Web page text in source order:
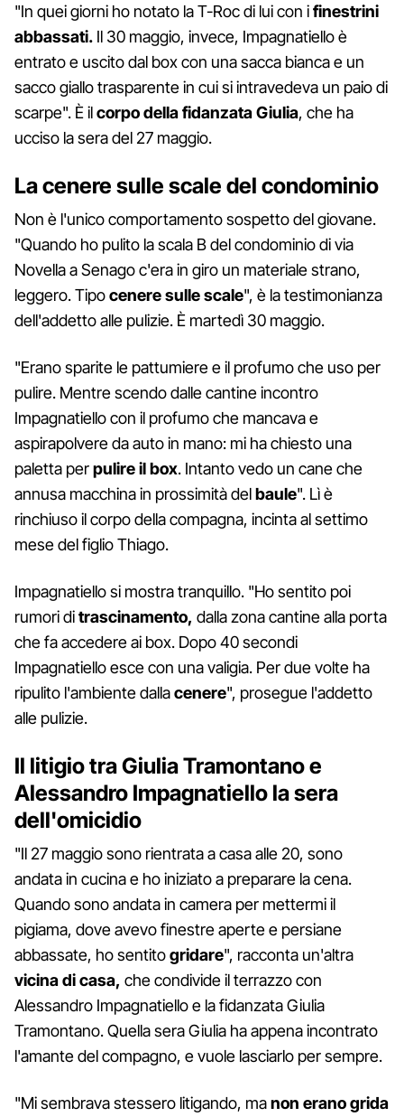
"In quei giorni ho notato la T-Roc di lui con ifinestrini
abbassati. Il 30 maggio, invece, Impagnatiello è
entrato e uscito dal box con una sacca bianca e un
sacco giallo trasparente in cui si intravedeva un paio di
scarpe". È ilcorpo della fidanzata Giulia, che ha
ucciso la sera del 27 maggio.
La cenere sulle scale del condominio
Non è l'unico comportamento sospetto del giovane.
"Quando ho pulito la scala B del condominio di via
Novella a Senago c'era in giro un materiale strano,
leggero. Tipocenere sulle scale", è la testimonianza
dell'addetto alle pulizie. È martedì 30 maggio.
"Erano sparite le pattumiere e il profumo che uso per
pulire. Mentre scendo dalle cantine incontro
Impagnatiello con il profumo che mancava e
aspirapolvere da auto in mano: mi ha chiesto una
paletta perpulire il box. Intanto vedo un cane che
annusa macchina in prossimità delbaule". Lì è
rinchiuso il corpo della compagna, incinta al settimo
mese del figlio Thiago.
Impagnatiello si mostra tranquillo. "Ho sentito poi
rumori ditrascinamento, dalla zona cantine alla porta
che fa accedere ai box. Dopo 40 secondi
Impagnatiello esce con una valigia. Per due volte ha
ripulito l'ambiente dallacenere", prosegue l'addetto
alle pulizie.
Il litigio tra Giulia Tramontano e
Alessandro Impagnatiello la sera
dell'omicidio
"Il 27 maggio sono rientrata a casa alle 20, sono
andata in cucina e ho iniziato a preparare la cena.
Quando sono andata in camera per mettermi il
pigiama, dove avevo finestre aperte e persiane
abbassate, ho sentitogridare", racconta un'altra
vicina di casa, che condivide il terrazzo con
Alessandro Impagnatiello e la fidanzata Giulia
Tramontano. Quella sera Giulia ha appena incontrato
l'amante del compagno, e vuole lasciarlo per sempre.
"Mi sembrava stessero litigando, manon erano grida